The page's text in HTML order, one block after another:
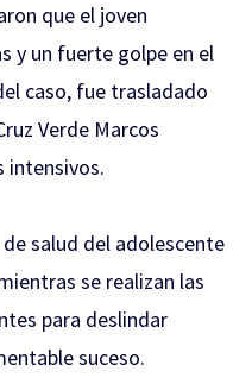
que el joven
y un fuerte golpe en el
caso, fue trasladado
Verde Marcos
intensivos.
salud del adolescente
se realizan las
para deslindar
suceso.